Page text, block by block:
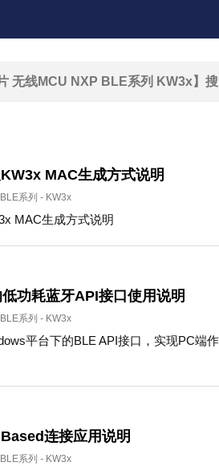
MAC生成方式说明
系列 - KW3x
MAC生成方式说明
功耗蓝牙API接口使用说明
系列 - KW3x
平台下的BLE API接口，实现PC端
连接应用说明
系列 - KW3x